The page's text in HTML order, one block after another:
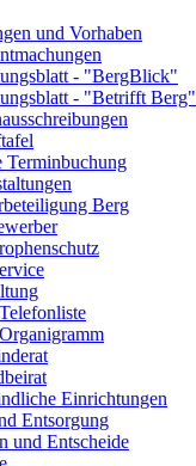
und Vorhaben
- "BergBlick"
- "Betrifft Berg"
Terminbuchung
Berg
Telefonliste
Organigramm
Einrichtungen
Entsorgung
und Entscheide